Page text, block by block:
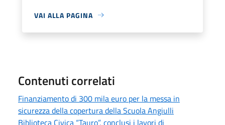
VAI ALLA PAGINA
Contenuti correlati
Finanziamento di 300 mila euro per la messa in
sicurezza della copertura della Scuola Angiulli
Biblioteca Civica “Tauro”, conclusi i lavori di